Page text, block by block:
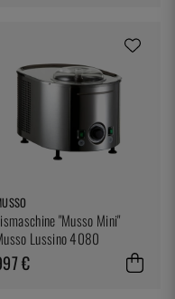
"Musso Mini"
Lussino 4080
€